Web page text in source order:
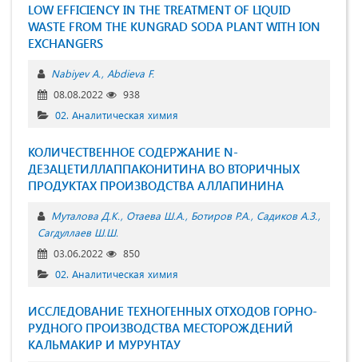
LOW EFFICIENCY IN THE TREATMENT OF LIQUID
WASTE FROM THE KUNGRAD SODA PLANT WITH ION
EXCHANGERS
Nabiyev A. Abdieva F.
08.08.2022
938
02. Аналитическая химия
КОЛИЧЕСТВЕННОЕ СОДЕРЖАНИЕ N-
ДЕЗАЦЕТИЛЛАППАКОНИТИНА ВО ВТОРИЧНЫХ
ПРОДУКТАХ ПРОИЗВОДСТВА АЛЛАПИНИНА
Муталова Д.К. Отаева Ш.А. Ботиров Р.А. Садиков А.З.
Сагдуллаев Ш.Ш.
03.06.2022
850
02. Аналитическая химия
ИССЛЕДОВАНИЕ ТЕХНОГЕННЫХ ОТХОДОВ ГОРНО-
РУДНОГО ПРОИЗВОДСТВА МЕСТОРОЖДЕНИЙ
КАЛЬМАКИР И МУРУНТАУ